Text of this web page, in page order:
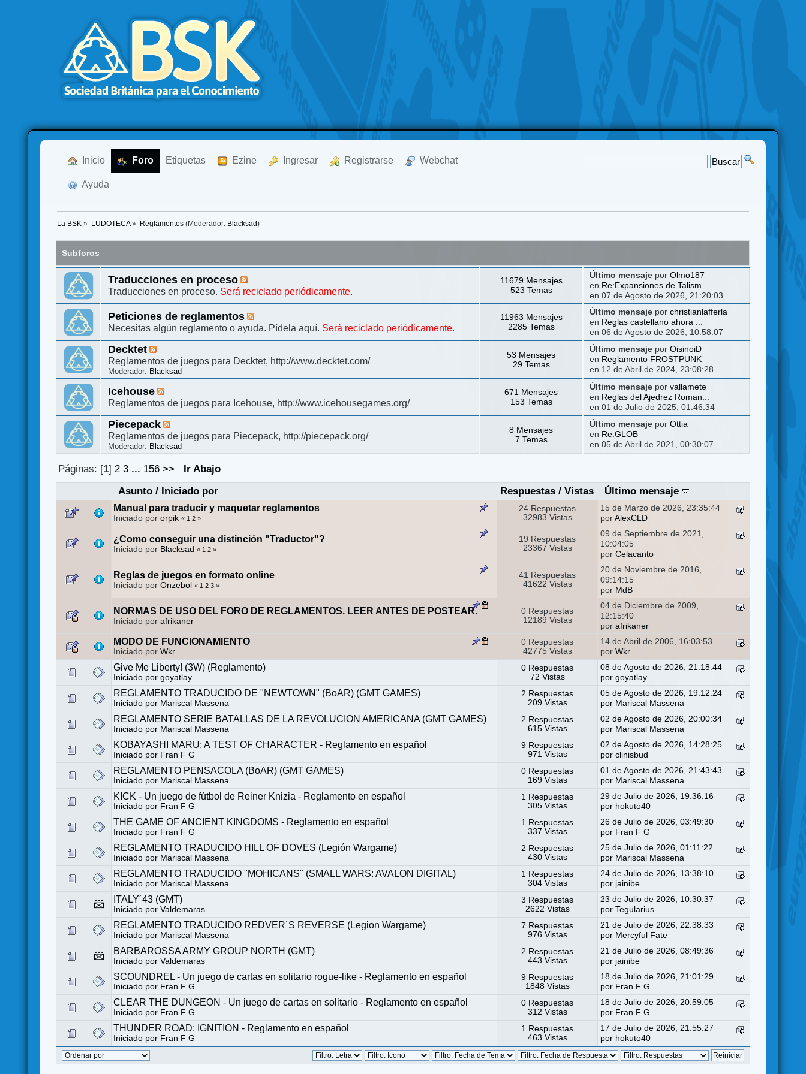
Inicio Foro Etiquetas Ezine Ingresar Registrarse Webchat
Ayuda
La BSK » LUDOTECA» Reglamentos(Moderador: Blacksad )
Subforos
Traducciones en proceso
Traducciones en proceso. Será reciclado periódicamente.
11679 Mensajes
523 Temas
Último mensajepor Olmo187
en Re:Expansiones de Talism...
en 07 de Agosto de 2026, 21:20:03
Peticiones de reglamentos
Necesitas algún reglamento o ayuda. Pídela aquí. Será reciclado periódicamente.
11963 Mensajes
2285 Temas
Último mensajepor christianlafferla
en Reglas castellano ahora ...
en 06 de Agosto de 2026, 10:58:07
Decktet
Reglamentos de juegos para Decktet, http://www.decktet.com/
Moderador: Blacksad
53 Mensajes
29 Temas
Último mensajepor OisinoiD
en Reglamento FROSTPUNK
en 12 de Abril de 2024, 23:08:28
Icehouse
Reglamentos de juegos para Icehouse, http://www.icehousegames.org/
671 Mensajes
153 Temas
Último mensajepor vallamete
en Reglas del Ajedrez Roman...
en 01 de Julio de 2025, 01:46:34
Piecepack
Reglamentos de juegos para Piecepack, http://piecepack.org/
Moderador: Blacksad
8 Mensajes
7 Temas
Último mensajepor Ottia
en Re:GLOB
en 05 de Abril de 2021, 00:30:07
Páginas: [1] 2 3 ... 156 >>
Ir Abajo
Asunto/ Iniciado por Respuestas /Vistas Último mensaje
Manual para traducir y maquetar reglamentos
Iniciado pororpik « 1 2 »
24 Respuestas
32983 Vistas
15 de Marzo de 2026, 23:35:44
porAlexCLD
¿Como conseguir una distinción "Traductor"?
Iniciado por Blacksad « 1 2 »
19 Respuestas
23367 Vistas
09 de Septiembre de 2021,
10:04:05
porCelacanto
Reglas de juegos en formato online
Iniciado porOnzebol « 1 2 3 »
41 Respuestas
41622 Vistas
20 de Noviembre de 2016,
09:14:15
por MdB
NORMAS DE USO DEL FORO DE REGLAMENTOS. LEER ANTES DE POSTEAR.
Iniciado porafrikaner
0 Respuestas
12189 Vistas
04 de Diciembre de 2009,
12:15:40
porafrikaner
MODO DE FUNCIONAMIENTO
Iniciado porWkr
0 Respuestas
42775 Vistas
14 de Abril de 2006, 16:03:53
porWkr
Give Me Liberty! (3W) (Reglamento)
Iniciado porgoyatlay
0 Respuestas
72 Vistas
08 de Agosto de 2026, 21:18:44
porgoyatlay
REGLAMENTO TRADUCIDO DE "NEWTOWN" (BoAR) (GMT GAMES)
Iniciado por Mariscal Massena
2 Respuestas
209 Vistas
05 de Agosto de 2026, 19:12:24
por Mariscal Massena
REGLAMENTO SERIE BATALLAS DE LA REVOLUCION AMERICANA (GMT GAMES)
Iniciado por Mariscal Massena
2 Respuestas
615 Vistas
02 de Agosto de 2026, 20:00:34
por Mariscal Massena
KOBAYASHI MARU: A TEST OF CHARACTER - Reglamento en español
Iniciado por Fran F G
9 Respuestas
971 Vistas
02 de Agosto de 2026, 14:28:25
porclinisbud
REGLAMENTO PENSACOLA (BoAR) (GMT GAMES)
Iniciado por Mariscal Massena
0 Respuestas
169 Vistas
01 de Agosto de 2026, 21:43:43
por Mariscal Massena
KICK - Un juego de fútbol de Reiner Knizia - Reglamento en español
Iniciado por Fran F G
1 Respuestas
305 Vistas
29 de Julio de 2026, 19:36:16
por hokuto40
THE GAME OF ANCIENT KINGDOMS - Reglamento en español
Iniciado por Fran F G
1 Respuestas
337 Vistas
26 de Julio de 2026, 03:49:30
por Fran F G
REGLAMENTO TRADUCIDO HILL OF DOVES (Legión Wargame)
Iniciado por Mariscal Massena
2 Respuestas
430 Vistas
25 de Julio de 2026, 01:11:22
por Mariscal Massena
REGLAMENTO TRADUCIDO "MOHICANS" (SMALL WARS: AVALON DIGITAL)
Iniciado por Mariscal Massena
1 Respuestas
304 Vistas
24 de Julio de 2026, 13:38:10
por jainibe
ITALY´43 (GMT)
Iniciado porValdemaras
3 Respuestas
2622 Vistas
23 de Julio de 2026, 10:30:37
porTegularius
REGLAMENTO TRADUCIDO REDVER´S REVERSE (Legion Wargame)
Iniciado por Mariscal Massena
7 Respuestas
976 Vistas
21 de Julio de 2026, 22:38:33
por Mercyful Fate
BARBAROSSA ARMY GROUP NORTH (GMT)
Iniciado porValdemaras
2 Respuestas
443 Vistas
21 de Julio de 2026, 08:49:36
por jainibe
SCOUNDREL - Un juego de cartas en solitario rogue-like - Reglamento en español
Iniciado por Fran F G
9 Respuestas
1848 Vistas
18 de Julio de 2026, 21:01:29
por Fran F G
CLEAR THE DUNGEON - Un juego de cartas en solitario - Reglamento en español
Iniciado por Fran F G
0 Respuestas
312 Vistas
18 de Julio de 2026, 20:59:05
por Fran F G
THUNDER ROAD: IGNITION - Reglamento en español
Iniciado por Fran F G
1 Respuestas
463 Vistas
17 de Julio de 2026, 21:55:27
por hokuto40